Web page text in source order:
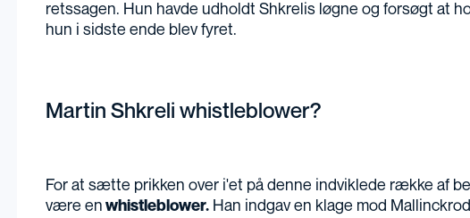
retssagen. Hun havde udholdt Shkrelis løgne og forsøgt at
hun i sidste ende blev fyret.
Martin Shkreli whistleblower?
For at sætte prikken over i'et på denne indviklede række af
være en whistleblower. Han indgav en klage mod